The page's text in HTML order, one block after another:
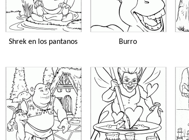
Shrek en los pantanos Burro